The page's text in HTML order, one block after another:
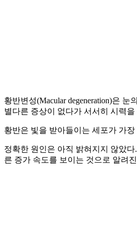
황반변성(Macular degeneration)은
별다른 증상이 없다가 서서히 시력
황반은 빛을 받아들이는 세포가 가
정확한 원인은 아직 밝혀지지 않았
른 증가 속도를 보이는 것으로 알려